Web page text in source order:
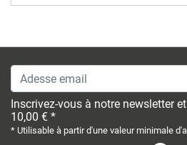
Adesse email
Inscrivez-vous à notre newsletter
10,00 € *
* Utilisable à partir d'une valeur minimale